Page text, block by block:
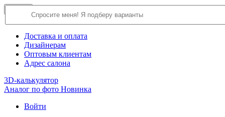
О компании
Доставка и оплата
Дизайнерам
Оптовым клиентам
Адрес салона
3D-калькулятор
Аналог по фото Новинка
Войти